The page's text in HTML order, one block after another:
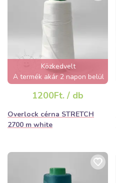
Közkedvelt
A termék akár 2 napon belül
1200Ft. / db
Overlock cérna STRETCH
2700 m white